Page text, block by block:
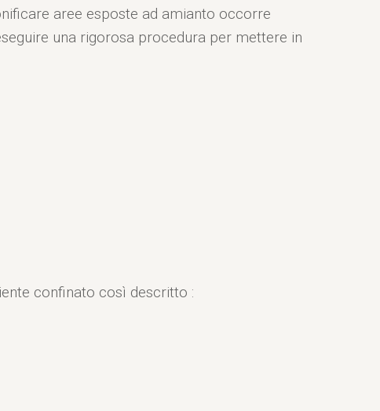
aree esposte ad amianto occorre
una rigorosa procedura per mettere in
confinato così descritto :